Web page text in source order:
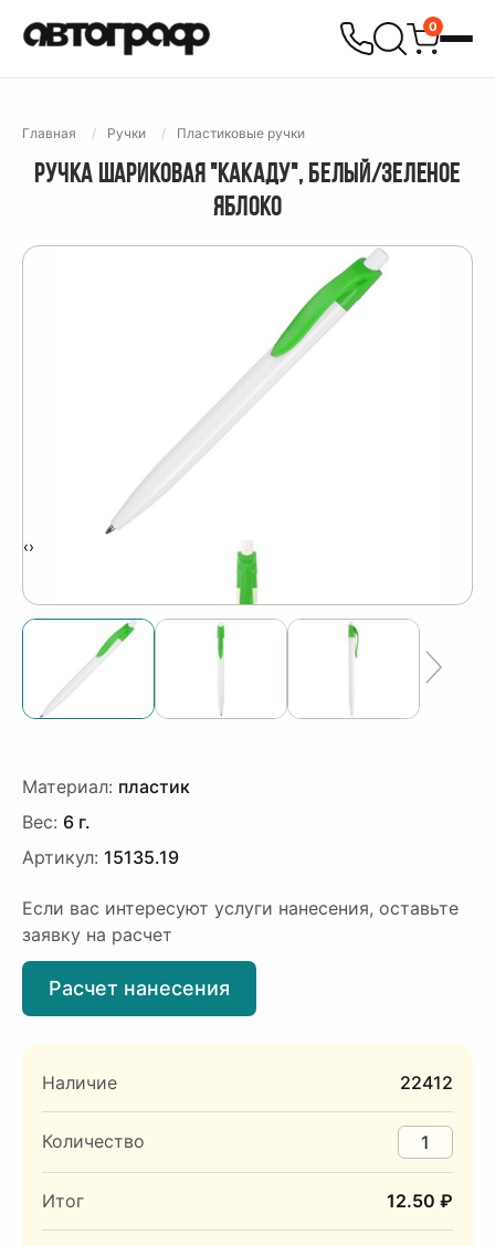
0
Главная Ручки Пластиковые ручки
РУЧКА ШАРИКОВАЯ "КАКАДУ", БЕЛЫЙ/ЗЕЛЕНОЕ
ЯБЛОКО
‹›
Материал: пластик
Вес: 6 г.
Артикул: 15135.19
Если вас интересуют услуги нанесения, оставьте
заявку на расчет
Расчет нанесения
Наличие 22412
Количество
Итог 12.50 ₽